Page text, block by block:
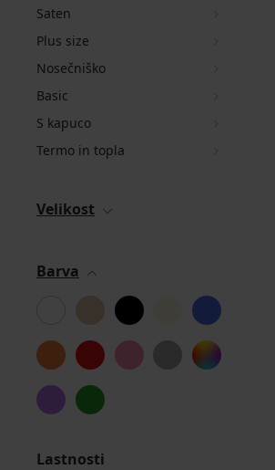
Saten
Plus size
Nosečniško
Basic
S kapuco
Termo in topla
Velikost
Barva
Lastnosti